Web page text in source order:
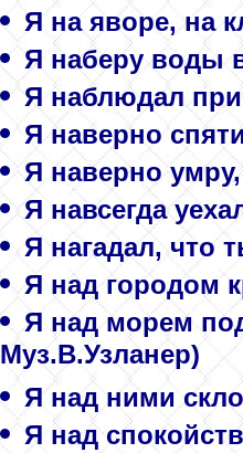
Я на яворе, на
Я наберу воды
Я наблюдал
Я наверно
Я наверно
Я навсегда
Я нагадал, что
Я над городом
Я над морем
Муз.В.Узланер)
Я над ними
Я над